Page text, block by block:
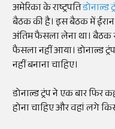
अमेरिका के राष्ट्रपतिडोनाल्ड
बैठक की है। इस बैठक में
अंतिम फैसला लेना था। बैठक
फैसला नहीं आया। डोनाल्ड
नहीं बनाना चाहिए।
डोनाल्ड ट्रंप ने एक बार फिर
होना चाहिए और वहां लगे